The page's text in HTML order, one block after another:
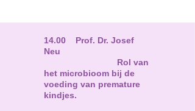
14.00 Prof. Dr. Josef
Neu
Rol van
het microbioom bij de
voeding van premature
kindjes.